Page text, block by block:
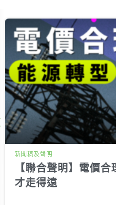
新聞稿及聲明
【聯合聲明】電價
才走得遠